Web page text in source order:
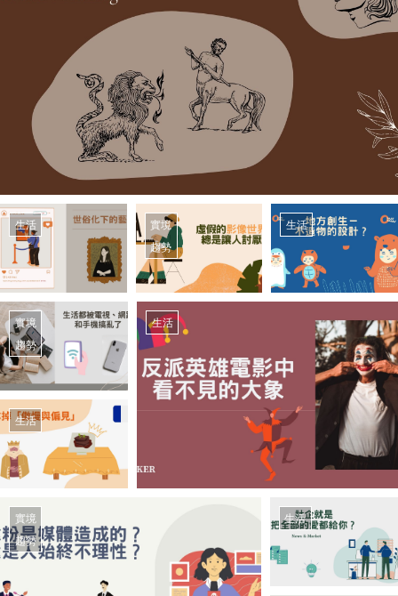
生活
實境
趨勢
生活
實境
趨勢
生活
生活
實境
趨勢
生活